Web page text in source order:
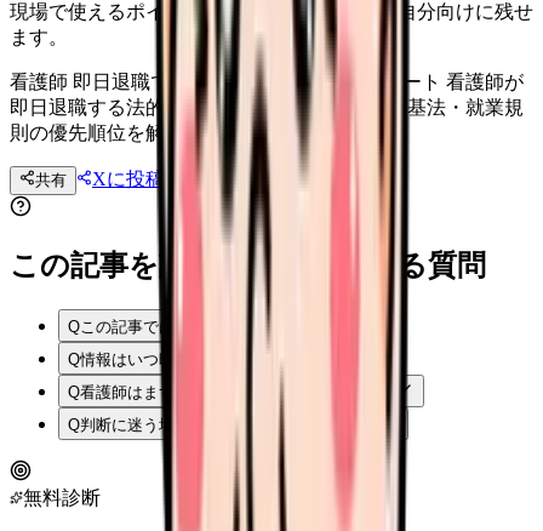
現場で使えるポイントを、同僚やあとで読む自分向けに残せ
ます。
看護師 即日退職できる？｜法的正解と実践ルート 看護師が
即日退職する法的可否と実践ルート. 民法・労基法・就業規
則の優先順位を解説.
共有 Xに投稿 LINE 投稿文コピー
この記事を読む前後によくある質問
Qこの記事では何を確認できますか？
Q情報はいつ時点のものですか？
Q看護師はまず何から確認すればよいですか？
Q判断に迷う場合はどうすればよいですか？
無料診断